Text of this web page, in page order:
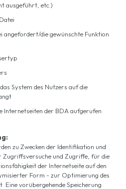
ausgeführt, etc.)
angefordert/die gewünschte Funktion
System des Nutzers auf die
Internetseiten der BDA aufgerufen
zu Zwecken der Identifikation und
Zugriffsversuche und Zugriffe, für die
der Internetseite auf den
Form - zur Optimierung des
Eine vorübergehende Speicherung